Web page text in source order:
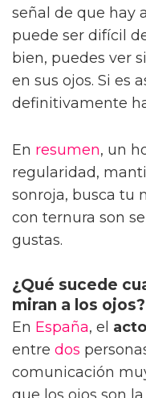
señal de que hay
puede ser difícil
bien, puedes ver
en sus ojos. Si es
definitivamente
En resumen, un
regularidad,
sonroja, busca tu
con ternura son
gustas.
¿Qué sucede
miran a los ojos?
En España, el
entre dos
comunicación
que los ojos son